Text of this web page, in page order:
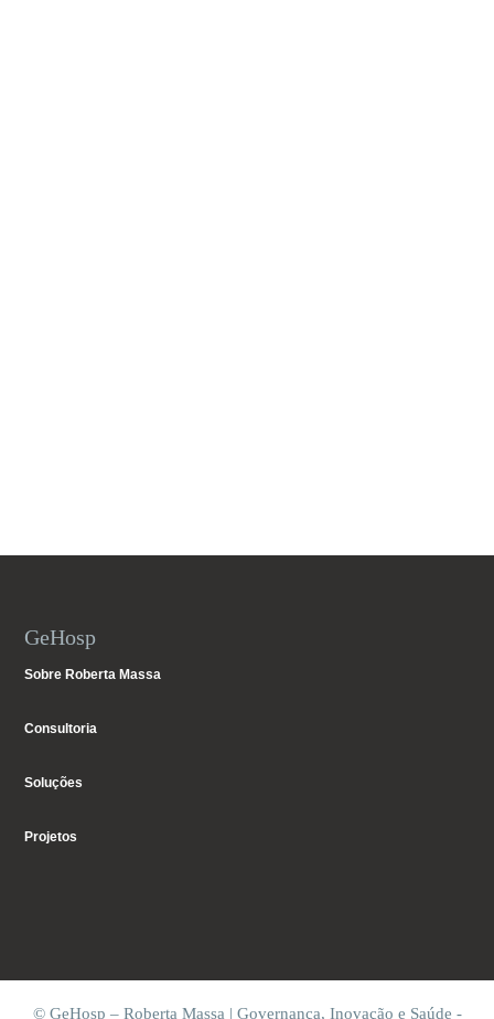
GeHosp
Sobre Roberta Massa
Consultoria
Soluções
Projetos
© GeHosp – Roberta Massa | Governança, Inovação e Saúde -